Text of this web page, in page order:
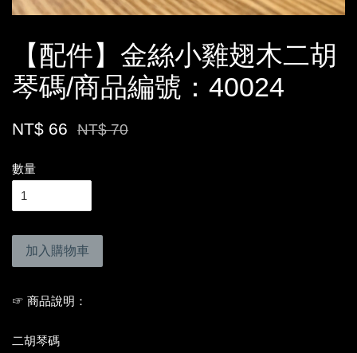
【配件】金絲小雞翅木二胡
琴碼/商品編號：40024
NT$ 66 NT$ 70
數量
加入購物車
☞ 商品說明：
二胡琴碼